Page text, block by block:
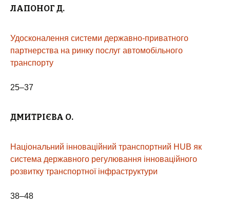
ЛАПОНОГ Д.
Удосконалення системи державно-приватного
партнерства на ринку послуг автомобільного
транспорту
25–37
ДМИТРІЄВА О.
Національний інноваційний транспортний HUB як
система державного регулювання інноваційного
розвитку транспортної інфраструктури
38–48